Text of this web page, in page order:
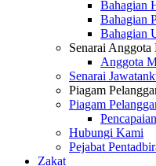
Bahagian
Bahagian
Bahagian
Senarai Anggota
Anggota
Senarai
Piagam
Piagam
Hubungi Kami
Pejabat
Zakat